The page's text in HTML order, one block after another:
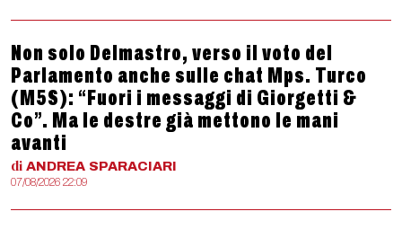
Non solo Delmastro, verso il voto del
Parlamento anche sulle chat Mps. Turco
(M5S): “Fuori i messaggi di Giorgetti &
Co”. Ma le destre già mettono le mani
avanti
di ANDREA SPARACIARI
07/08/2026 22:09